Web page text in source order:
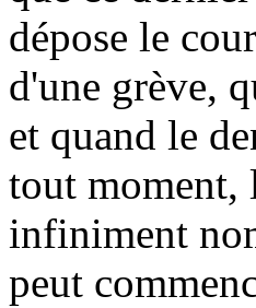
dépose le
d'une grève,
et quand le
tout moment,
infiniment
peut